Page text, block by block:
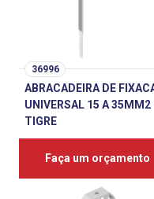
36996
ABRACADEIRA DE
UNIVERSAL 15 A 35MM2
TIGRE
Faça um orçamento